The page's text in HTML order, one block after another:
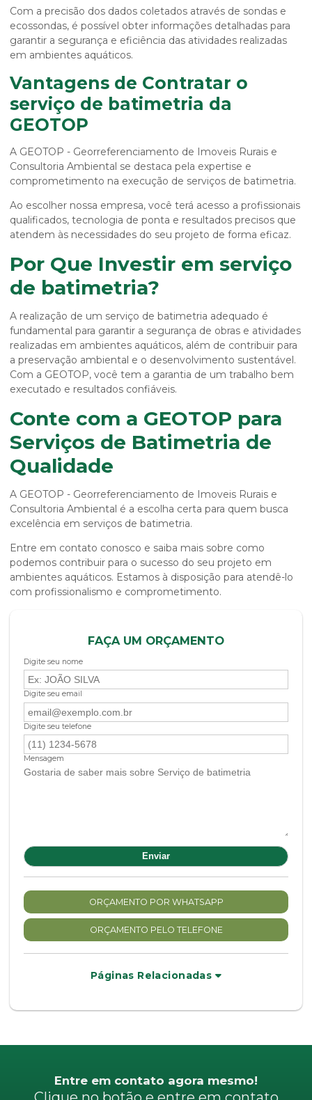
Com a precisão dos dados coletados através de sondas e
ecossondas, é possível obter informações detalhadas para
garantir a segurança e eficiência das atividades realizadas
em ambientes aquáticos.
Vantagens de Contratar o
serviço de batimetria da
GEOTOP
A GEOTOP - Georreferenciamento de Imoveis Rurais e
Consultoria Ambiental se destaca pela expertise e
comprometimento na execução de serviços de batimetria.
Ao escolher nossa empresa, você terá acesso a profissionais
qualificados, tecnologia de ponta e resultados precisos que
atendem às necessidades do seu projeto de forma eficaz.
Por Que Investir em serviço
de batimetria?
A realização de um serviço de batimetria adequado é
fundamental para garantir a segurança de obras e atividades
realizadas em ambientes aquáticos, além de contribuir para
a preservação ambiental e o desenvolvimento sustentável.
Com a GEOTOP, você tem a garantia de um trabalho bem
executado e resultados confiáveis.
Conte com a GEOTOP para
Serviços de Batimetria de
Qualidade
A GEOTOP - Georreferenciamento de Imoveis Rurais e
Consultoria Ambiental é a escolha certa para quem busca
excelência em serviços de batimetria.
Entre em contato conosco e saiba mais sobre como
podemos contribuir para o sucesso do seu projeto em
ambientes aquáticos. Estamos à disposição para atendê-lo
com profissionalismo e comprometimento.
FAÇA UM ORÇAMENTO
Digite seu nome
Digite seu email
Digite seu telefone
Mensagem
ORÇAMENTO POR WHATSAPP
ORÇAMENTO PELO TELEFONE
Páginas Relacionadas
Entre em contato agora mesmo!